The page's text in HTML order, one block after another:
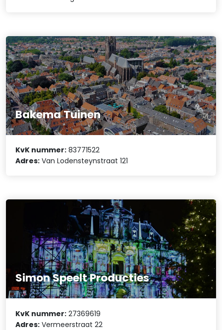
Bakema Tuinen
KvK nummer: 83771522
Adres: Van Lodensteynstraat 121
Simon Speelt Producties
KvK nummer: 27369619
Adres: Vermeerstraat 22